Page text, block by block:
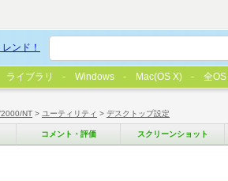
NT > ユーティリティ > デスクトップ設定
コメント・評価 スクリーンショット
ンド！
ライブラリ Windows Mac(OS X) 全OS